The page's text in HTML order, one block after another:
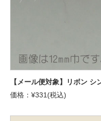
【メール便対象】リボン
価格：¥331(税込)